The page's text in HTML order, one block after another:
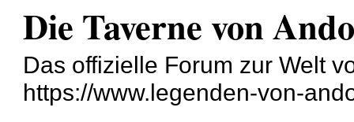
Die Taverne von
Das offizielle Forum zur Welt
https://www.legenden-von-